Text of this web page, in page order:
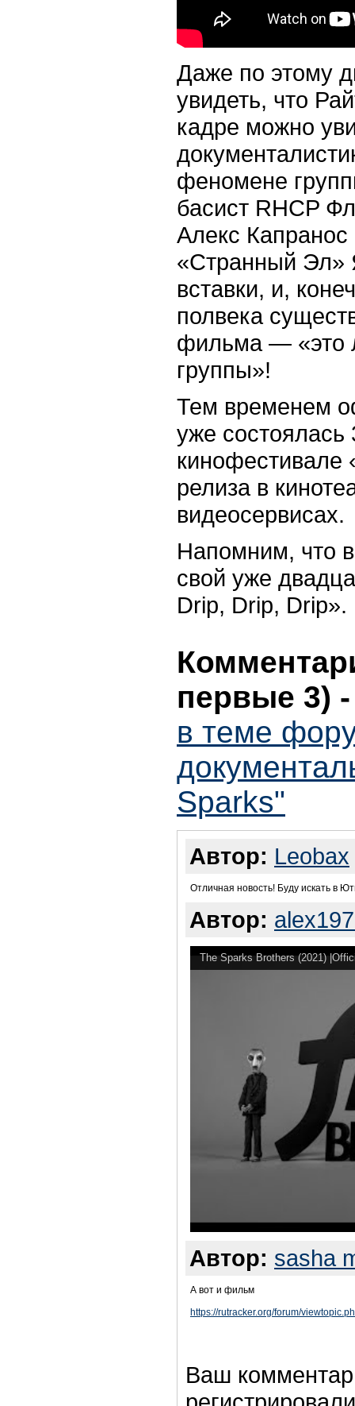
Даже по этому
увидеть, что
кадре можно
феномене
басист RHCP
Алекс
«Странный Эл»
вставки, и,
полвека
фильма — «это
группы»!
Тем временем
уже
кинофестивале
релиза в
видеосервисах.
Напомним, что
свой уже
Drip, Drip, Drip».
первые 3)
в теме
Sparks"
Автор: Leobax
Отличная новость! Буду искать в
Автор:
The Sparks Brothers (2021)
Автор: sasha
А вот и фильм
https://rutracker.org/forum/
Ваш